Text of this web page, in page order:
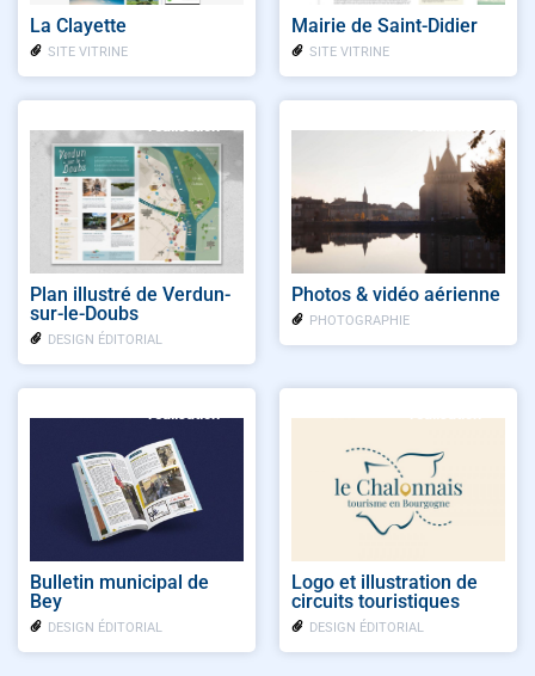
La Clayette
SITE VITRINE
Mairie de Saint-Didier
SITE VITRINE
réalisation
Plan illustré de Verdun-
sur-le-Doubs
DESIGN ÉDITORIAL
réalisation
Photos & vidéo aérienne
PHOTOGRAPHIE
réalisation
Bulletin municipal de
Bey
DESIGN ÉDITORIAL
réalisation
Logo et illustration de
circuits touristiques
DESIGN ÉDITORIAL